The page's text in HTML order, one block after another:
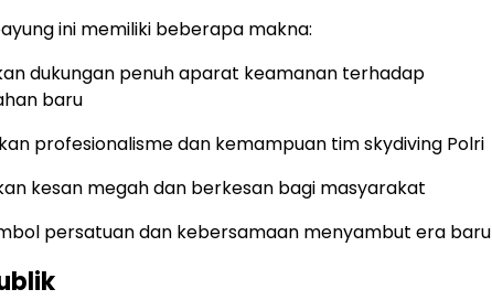
ini memiliki beberapa makna:
dukungan penuh aparat keamanan terhadap
baru
profesionalisme dan kemampuan tim skydiving Polri
kesan megah dan berkesan bagi masyarakat
persatuan dan kebersamaan menyambut era baru